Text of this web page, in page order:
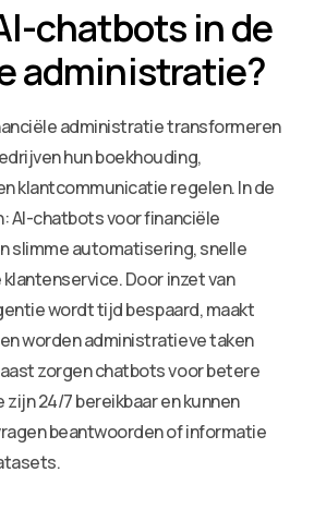
chatbots in de
administratie?
administratie transformeren
hun boekhouding,
klantcommunicatie regelen. In de
AI-chatbots voor financiële
slimme automatisering, snelle
Door inzet van
wordt tijd bespaard, maakt
worden administratieve taken
zorgen chatbots voor betere
24/7 bereikbaar en kunnen
beantwoorden of informatie